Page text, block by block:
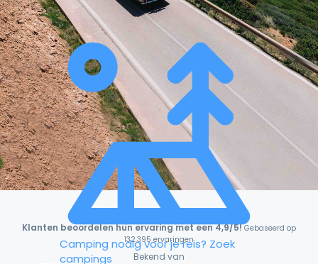
Camping nodig voor je reis? Zoek
campings
Klanten beoordelen hun ervaring met een 4,9/5! Gebaseerd op
132.395 ervaringen
Bekend van